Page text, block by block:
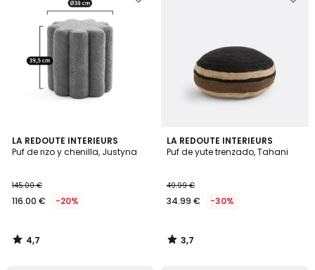
LA REDOUTE INTERIEURS
Puf de rizo y chenilla, Justyna
145.00 €
116.00 € -20%
4,7
/ 5
4,7
/
LA REDOUTE INTERIEURS
Puf de yute trenzado, Tahani
49.99 €
34.99 € -30%
3,7
/ 5
3,7
/